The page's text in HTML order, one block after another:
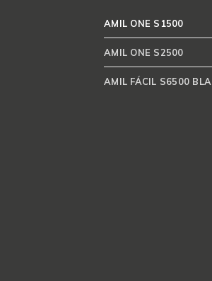
AMIL ONE S1500
AMIL ONE S2500
AMIL FÁCIL S6500